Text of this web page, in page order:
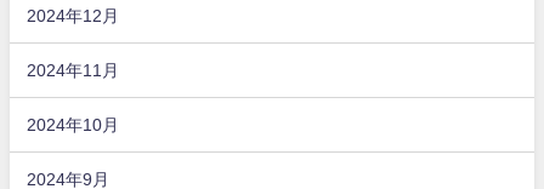
2024年12月
2024年11月
2024年10月
2024年9月